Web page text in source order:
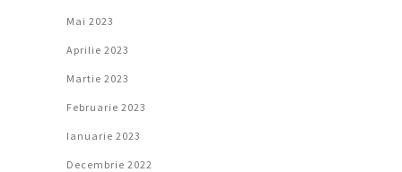
Mai 2023
Aprilie 2023
Martie 2023
Februarie 2023
Ianuarie 2023
Decembrie 2022